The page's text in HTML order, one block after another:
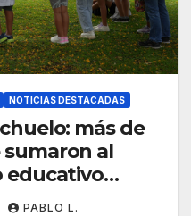
NOTICIAS DESTACADAS
más de
sumaron al
educativo
PABLO L.